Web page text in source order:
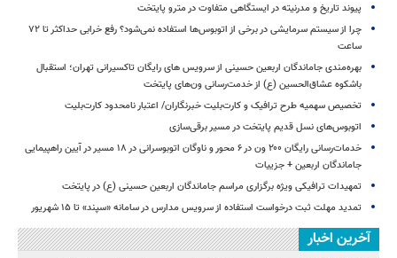
پیوند تاریخ و مدرنیته در ایستگاهی متفاوت در مترو پایتخت
چرا از سیستم سرمایشی در برخی از اتوبوس‌ها استفاده نمی‌شود؟ رفع خرابی حداکثر تا ۷۲
ساعت
بهره‌مندی جاماندگان اربعین حسینی از سرویس‌ های رایگان تاکسیرانی تهران؛ استقبال
باشکوه عشاق‌الحسین (ع) از خدمت‌رسانی ون‌های پایتخت
تخصیص سهمیه طرح ترافیک و کارت‌بلیت خبرنگاران/ اعتبار نامحدود کارت‌بلیت
اتوبوس‌های نسل قدیم پایتخت در مسیر برقی‌سازی
خدمات‌رسانی رایگان ۲۰۰ ون در ۶ محور و ناوگان اتوبوسرانی در ۱۸ مسیر در آیین راهپیمایی
جاماندگان اربعین + جزییات
تمهیدات ترافیکی ویژه برگزاری مراسم جاماندگان اربعین حسینی (ع) در پایتخت
تمدید مهلت ثبت درخواست استفاده از سرویس مدارس در سامانه «سپند» تا ۱۵ شهریور
آخرین اخبار